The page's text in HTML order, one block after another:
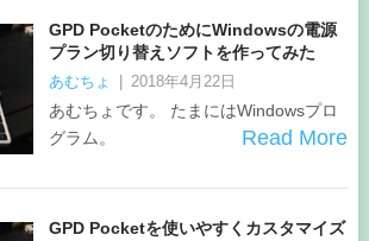
GPD PocketのためにWindowsの電源
プラン切り替えソフトを作ってみた
あむちょ 2018年4月22日
あむちょです。 たまにはWindowsプロ
グラム。
Read More
GPD Pocketを使いやすくカスタマイズ